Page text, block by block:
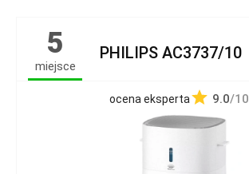
5
miejsce
PHILIPS AC3737/10
ocena eksperta 9.0/10